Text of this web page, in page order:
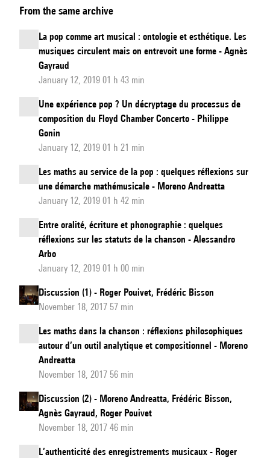
de
la
journée
From the same archive
La pop comme art musical : ontologie et esthétique. Les
musiques circulent mais on entrevoit une forme - Agnès
Gayraud
January 12, 2019 01 h 43 min
Une expérience pop ? Un décryptage du processus de
composition du Floyd Chamber Concerto - Philippe
Gonin
January 12, 2019 01 h 21 min
Les maths au service de la pop : quelques réflexions sur
une démarche mathémusicale - Moreno Andreatta
January 12, 2019 01 h 42 min
Entre oralité, écriture et phonographie : quelques
réflexions sur les statuts de la chanson - Alessandro
Arbo
January 12, 2019 01 h 00 min
Discussion (1) - Roger Pouivet, Frédéric Bisson
November 18, 2017 57 min
Les maths dans la chanson : réflexions philosophiques
autour d’un outil analytique et compositionnel - Moreno
Andreatta
November 18, 2017 56 min
Discussion (2) - Moreno Andreatta, Frédéric Bisson,
Agnès Gayraud, Roger Pouivet
November 18, 2017 46 min
L’authenticité des enregistrements musicaux - Roger